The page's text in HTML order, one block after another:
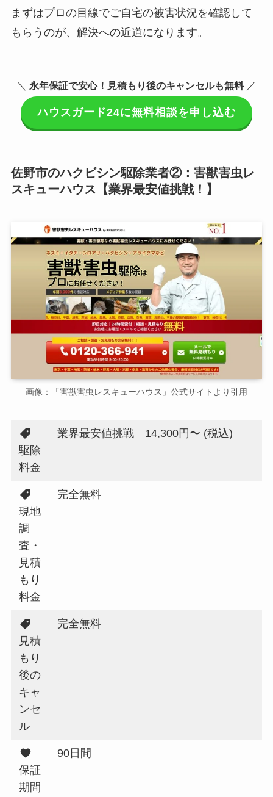
まずはプロの目線でご自宅の被害状況を確認して
もらうのが、解決への近道になります。
＼ 永年保証で安心！見積もり後のキャンセルも無料／
ハウスガード24に無料相談を申し込む
佐野市のハクビシン駆除業者②：害獣害虫レ
スキューハウス【業界最安値挑戦！】
画像：「害獣害虫レスキューハウス」公式サイトより引用
駆除
料金
業界最安値挑戦 14,300円〜 (税込)
現地
調
査・
見積
もり
料金
完全無料
見積
もり
後の
キャ
ンセ
ル
完全無料
保証
期間
90日間